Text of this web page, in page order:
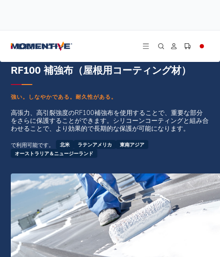
建築用シリコーン
RF100 補強布（屋根用コーティング材）
強い。しなやかである。耐久性がある。
高張力、高引裂強度のRF100補強布を使用することで、重要な部分
をさらに保護することができます。シリコーンコーティングと組み合
わせることで、より効果的で長期的な保護が可能になります。
で利用可能です。 北米 ラテンアメリカ
東南アジア
オーストラリア＆ニュージーランド